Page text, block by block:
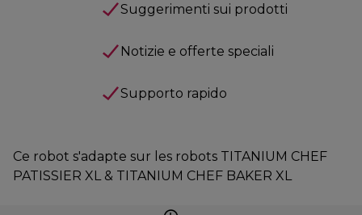
Suggerimenti sui prodotti
Notizie e offerte speciali
Supporto rapido
Ce robot s'adapte sur les robots TITANIUM CHEF
PATISSIER XL & TITANIUM CHEF BAKER XL